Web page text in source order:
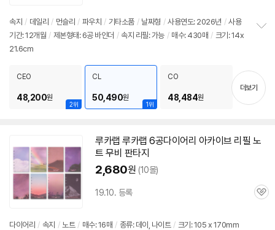
속지 / 데일리 / 먼슬리 / 파우치 / 기타소품 / 날짜형 / 사용연도: 2026년 / 사용
기간: 12개월 / 제본형태: 6공바인더 / 속지 리필: 가능 / 매수: 430매 / 크기: 14x
21.6cm
기
2위
CEO
48,200원
1위
CL
50,490원
CO
48,484원
더보기
루카랩 루카랩 6공다이어리 아카이브 리필 노
트 무비 판타지
2,680원 (10몰)
19.10. 등록
관
다이어리 / 속지 / 노트 / 매수: 16매 / 종류: 데이, 나이트 / 크기: 105 x 170mm